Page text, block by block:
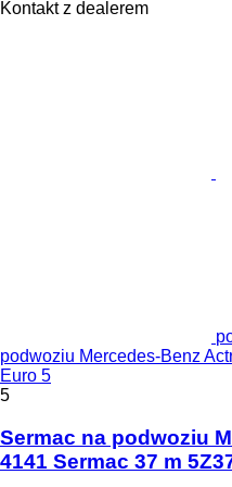
Kontakt z dealerem
podwoziu Mercedes-Benz
Euro 5
5
Sermac na podwoziu
4141 Sermac 37 m